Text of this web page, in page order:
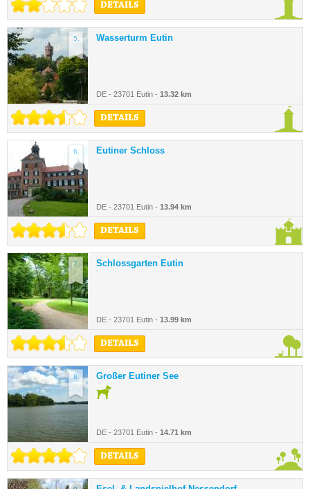
DETAILS
5. Wasserturm Eutin
DE - 23701 Eutin - 13.32 km
DETAILS
6. Eutiner Schloss
DE - 23701 Eutin - 13.94 km
DETAILS
7. Schlossgarten Eutin
DE - 23701 Eutin - 13.99 km
DETAILS
8. Großer Eutiner See
DE - 23701 Eutin - 14.71 km
DETAILS